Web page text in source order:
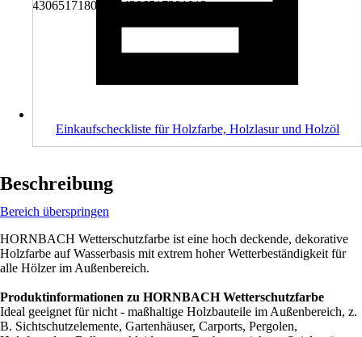
4306517180874, 4306517201012
Einkaufscheckliste für Holzfarbe, Holzlasur und Holzöl
Beschreibung
Bereich überspringen
HORNBACH Wetterschutzfarbe ist eine hoch deckende, dekorative
Holzfarbe auf Wasserbasis mit extrem hoher Wetterbeständigkeit für
alle Hölzer im Außenbereich.
Produktinformationen zu HORNBACH Wetterschutzfarbe
Ideal geeignet für nicht - maßhaltige Holzbauteile im Außenbereich, z.
B. Sichtschutzelemente, Gartenhäuser, Carports, Pergolen,